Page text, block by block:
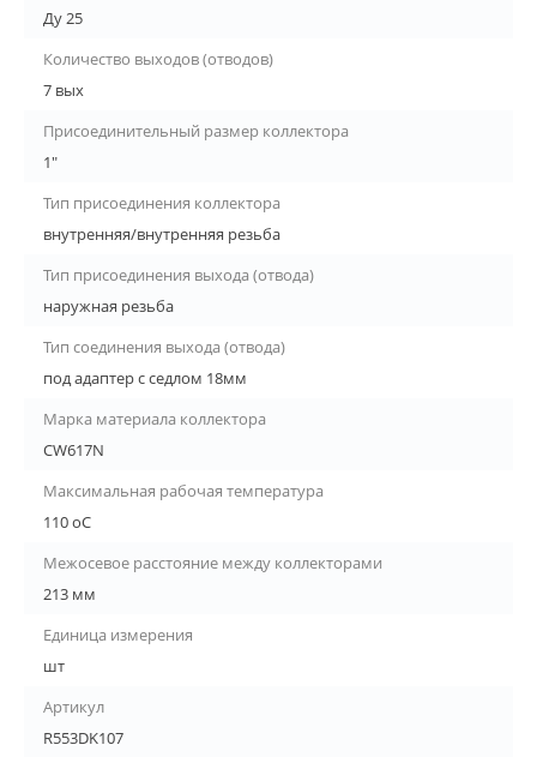
Ду 25
Количество выходов (отводов)
7 вых
Присоединительный размер коллектора
1"
Тип присоединения коллектора
внутренняя/внутренняя резьба
Тип присоединения выхода (отвода)
наружная резьба
Тип соединения выхода (отвода)
под адаптер с седлом 18мм
Марка материала коллектора
CW617N
Максимальная рабочая температура
110 оС
Межосевое расстояние между коллекторами
213 мм
Единица измерения
шт
Артикул
R553DK107